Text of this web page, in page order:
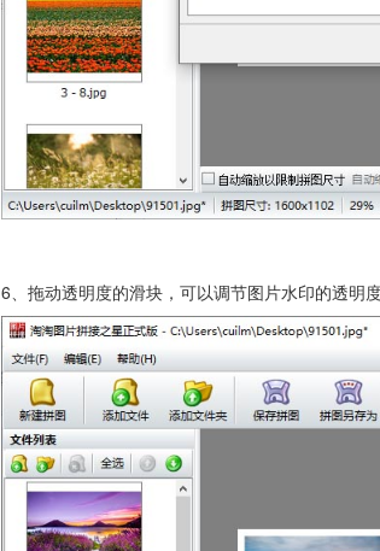
6、拖动透明度的滑块，可以调节图片水印的透明度